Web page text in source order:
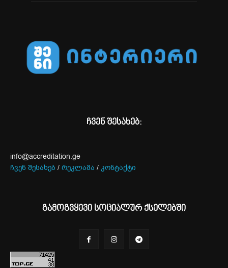
ჩვენ შესახებ:
info@accreditation.ge
ჩვენ შესახებ / რეკლამა / კონტაქტი
გამოგვყევი სოციალურ ქსელებში